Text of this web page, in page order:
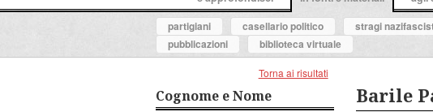
partigiani
casellario politico stragi
pubblicazioni
biblioteca virtuale
Cognome e Nome
Torna ai risultati
Barile